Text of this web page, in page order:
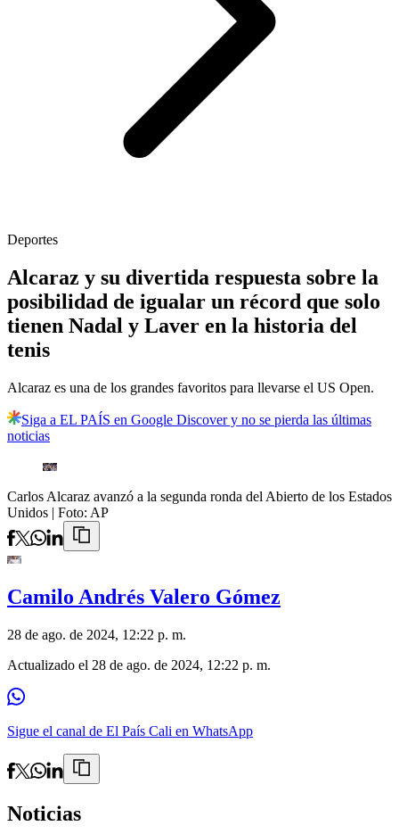
Deportes
Alcaraz y su divertida respuesta sobre la
posibilidad de igualar un récord que solo
tienen Nadal y Laver en la historia del
tenis
Alcaraz es una de los grandes favoritos para llevarse el US Open.
Siga a EL PAÍS en Google Discover y no se pierda las últimas
noticias
Carlos Alcaraz avanzó a la segunda ronda del Abierto de los Estados
Unidos | Foto: AP
Camilo Andrés Valero Gómez
28 de ago. de 2024, 12:22 p. m.
Actualizado el 28 de ago. de 2024, 12:22 p. m.
Sigue el canal de El País Cali en WhatsApp
Noticias